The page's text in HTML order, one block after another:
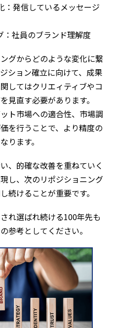
：発信しているメッセージ
：社員のブランド理解度
グからどのような変化に繋
ション確立に向けて、成果
してはクリエィティブやコ
見直す必要があります。
ト市場への適合性、市場調
を行うことで、より精度の
ります。
、的確な改善を重ねていく
し、次のリポジショニング
続けることが重要です。
れ選ばれ続ける100年先も
参考としてください。